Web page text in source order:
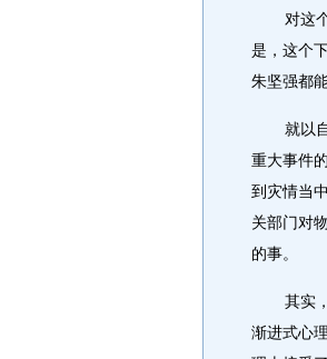
对这
是，这个
朱坚强都
就以
重大事件
到灾情当
关部门对
的事。
其实
渐进式心